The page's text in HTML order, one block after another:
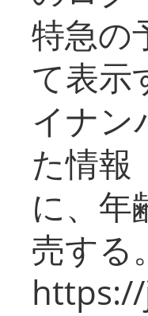
特急の
て表示
イナン
た情報
に、年
売する